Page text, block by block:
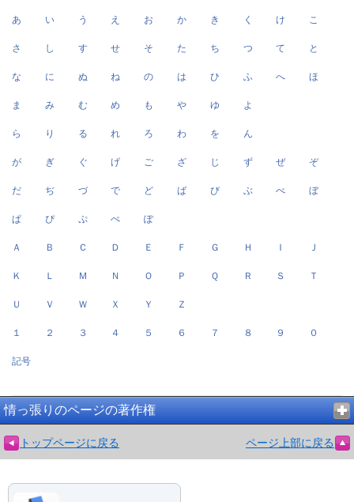
あ い う え お か き く け こ
さ し す せ そ た ち つ て と
な に ぬ ね の は ひ ふ へ ほ
ま み む め も や ゆ よ
ら り る れ ろ わ を ん
が ぎ ぐ げ ご ざ じ ず ぜ ぞ
だ ぢ づ で ど ば び ぶ べ ぼ
ぱ ぴ ぷ ぺ ぽ
Ａ Ｂ Ｃ Ｄ Ｅ Ｆ Ｇ Ｈ Ｉ Ｊ
Ｋ Ｌ Ｍ Ｎ Ｏ Ｐ Ｑ Ｒ Ｓ Ｔ
Ｕ Ｖ Ｗ Ｘ Ｙ Ｚ
１ ２ ３ ４ ５ ６ ７ ８ ９ ０
記号
情っ張りのページの著作権
トップページに戻る ページ上部に戻る